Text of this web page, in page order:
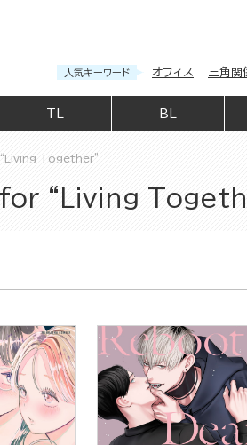
人気キーワード オフィス 三角関
BL
Together”
“Living